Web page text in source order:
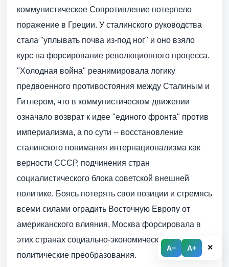
A− A+ ×
коммунистическое Сопротивление потерпело
поражение в Греции. У сталинского руководства
стала "уплывать почва из-под ног" и оно взяло
курс на форсирование революционного процесса.
"Холодная война" реанимировала логику
предвоенного противостояния между Сталиным и
Гитлером, что в коммунистическом движении
означало возврат к идее "единого фронта" против
империализма, а по сути -- восстановление
сталинского понимания интернационализма как
верности СССР, подчинения стран
социалистического блока советской внешней
политике. Боясь потерять свои позиции и стремясь
всеми силами оградить Восточную Европу от
американского влияния, Москва форсировала в
этих странах социально-экономические и
политические преобразования.